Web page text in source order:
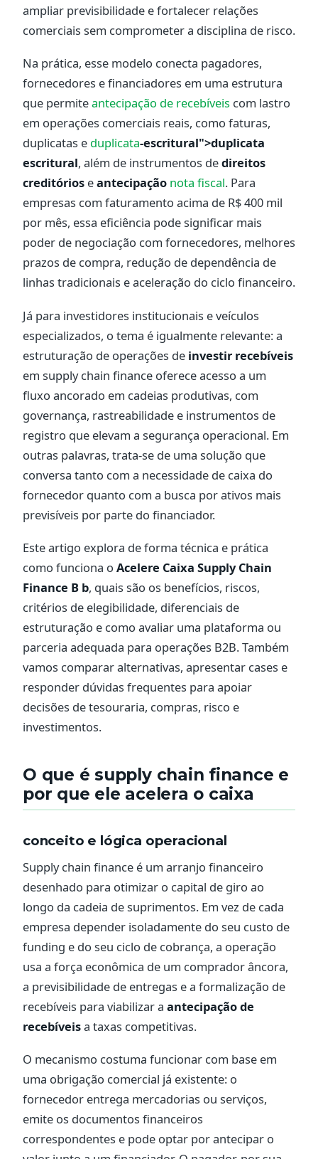
ampliar previsibilidade e fortalecer relações
comerciais sem comprometer a disciplina de risco.
Na prática, esse modelo conecta pagadores,
fornecedores e financiadores em uma estrutura
que permiteantecipação de recebíveis com lastro
em operações comerciais reais, como faturas,
duplicatas e duplicata-escritural">duplicata
escritural, além de instrumentos dedireitos
creditórios eantecipação nota fiscal. Para
empresas com faturamento acima de R$ 400 mil
por mês, essa eficiência pode significar mais
poder de negociação com fornecedores, melhores
prazos de compra, redução de dependência de
linhas tradicionais e aceleração do ciclo financeiro.
Já para investidores institucionais e veículos
especializados, o tema é igualmente relevante: a
estruturação de operações de investir recebíveis
em supply chain finance oferece acesso a um
fluxo ancorado em cadeias produtivas, com
governança, rastreabilidade e instrumentos de
registro que elevam a segurança operacional. Em
outras palavras, trata-se de uma solução que
conversa tanto com a necessidade de caixa do
fornecedor quanto com a busca por ativos mais
previsíveis por parte do financiador.
Este artigo explora de forma técnica e prática
como funciona o Acelere Caixa Supply Chain
Finance B b, quais são os benefícios, riscos,
critérios de elegibilidade, diferenciais de
estruturação e como avaliar uma plataforma ou
parceria adequada para operações B2B. Também
vamos comparar alternativas, apresentar cases e
responder dúvidas frequentes para apoiar
decisões de tesouraria, compras, risco e
investimentos.
O que é supply chain finance e
por que ele acelera o caixa
conceito e lógica operacional
Supply chain finance é um arranjo financeiro
desenhado para otimizar o capital de giro ao
longo da cadeia de suprimentos. Em vez de cada
empresa depender isoladamente do seu custo de
funding e do seu ciclo de cobrança, a operação
usa a força econômica de um comprador âncora,
a previsibilidade de entregas e a formalização de
recebíveis para viabilizar a antecipação de
recebíveisa taxas competitivas.
O mecanismo costuma funcionar com base em
uma obrigação comercial já existente: o
fornecedor entrega mercadorias ou serviços,
emite os documentos financeiros
correspondentes e pode optar por antecipar o